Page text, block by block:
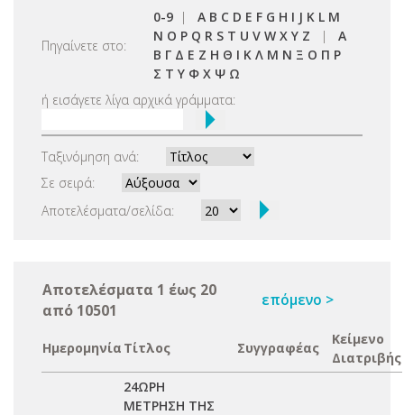
Πηγαίνετε στο:
0-9 | A B C D E F G H I J K L M
N O P Q R S T U V W X Y Z | Α
Β Γ Δ Ε Ζ Η Θ Ι Κ Λ Μ Ν Ξ Ο Π Ρ
Σ Τ Υ Φ Χ Ψ Ω
ή εισάγετε λίγα αρχικά γράμματα:
Ταξινόμηση ανά:
Σε σειρά:
Αποτελέσματα/σελίδα:
Αποτελέσματα 1 έως 20
από 10501
επόμενο >
Ημερομηνία Τίτλος Συγγραφέας
Κείμενο
Διατριβής
24ΩΡΗ
ΜΕΤΡΗΣΗ ΤΗΣ